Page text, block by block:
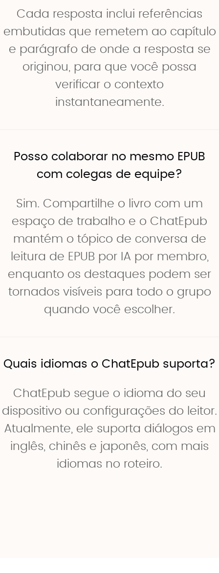
Cada resposta inclui referências
embutidas que remetem ao capítulo
e parágrafo de onde a resposta se
originou, para que você possa
verificar o contexto
instantaneamente.
Posso colaborar no mesmo EPUB
com colegas de equipe?
Sim. Compartilhe o livro com um
espaço de trabalho e o ChatEpub
mantém o tópico de conversa de
leitura de EPUB por IA por membro,
enquanto os destaques podem ser
tornados visíveis para todo o grupo
quando você escolher.
Quais idiomas o ChatEpub suporta?
ChatEpub segue o idioma do seu
dispositivo ou configurações do leitor.
Atualmente, ele suporta diálogos em
inglês, chinês e japonês, com mais
idiomas no roteiro.